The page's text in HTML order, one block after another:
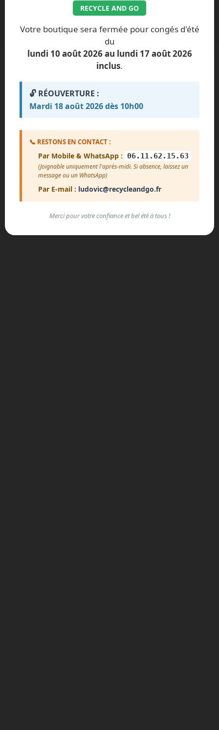
GRATUIT
Aucun paiement n'est requis pour générer le devis.
RECYCLE AND GO
Votre boutique sera fermée pour congés d'été
du
lundi 10 août 2026 au lundi 17 août 2026
inclus.
🔓 RÉOUVERTURE :
Mardi 18 août 2026 dès 10h00
📞 RESTONS EN CONTACT :
Par Mobile & WhatsApp : 06.11.62.15.63
(Joignable uniquement l'après-midi. Si absence, laissez un
message ou un WhatsApp)
Par E-mail : ludovic@recycleandgo.fr
Merci pour votre confiance et bel été à tous !